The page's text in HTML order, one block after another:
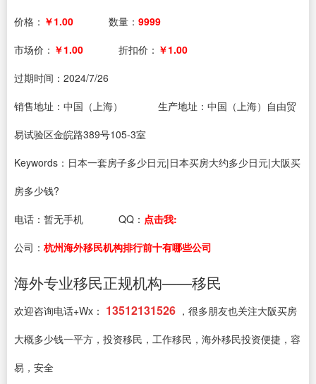
价格： ￥1.00 数量： 9999
市场价： ￥1.00 折扣价： ￥1.00
过期时间： 2024/7/26
销售地址：中国（上海）
生产地址：中国（上海）自由贸
易试验区金皖路389号105-3室
Keywords：日本一套房子多少日元|日本买房大约多少日元|大阪买
房多少钱?
电话： 暂无手机 QQ： 点击我:
公司： 杭州海外移民机构排行前十有哪些公司
海外专业移民正规机构——移民
欢迎咨询电话+Wx： 13512131526 ，很多朋友也关注大阪买房
大概多少钱一平方，投资移民，工作移民，海外移民投资便捷，容
易，安全